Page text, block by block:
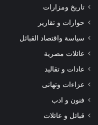
تاريخ ومزارات
حوارات و تقارير
سياسة واقتصاد القبائل
عائلات مصرية
عادات و تقاليد
عزاءات وتهانى
فنون و ادب
قبائل و عائلات